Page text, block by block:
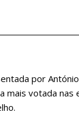
por
mais votada